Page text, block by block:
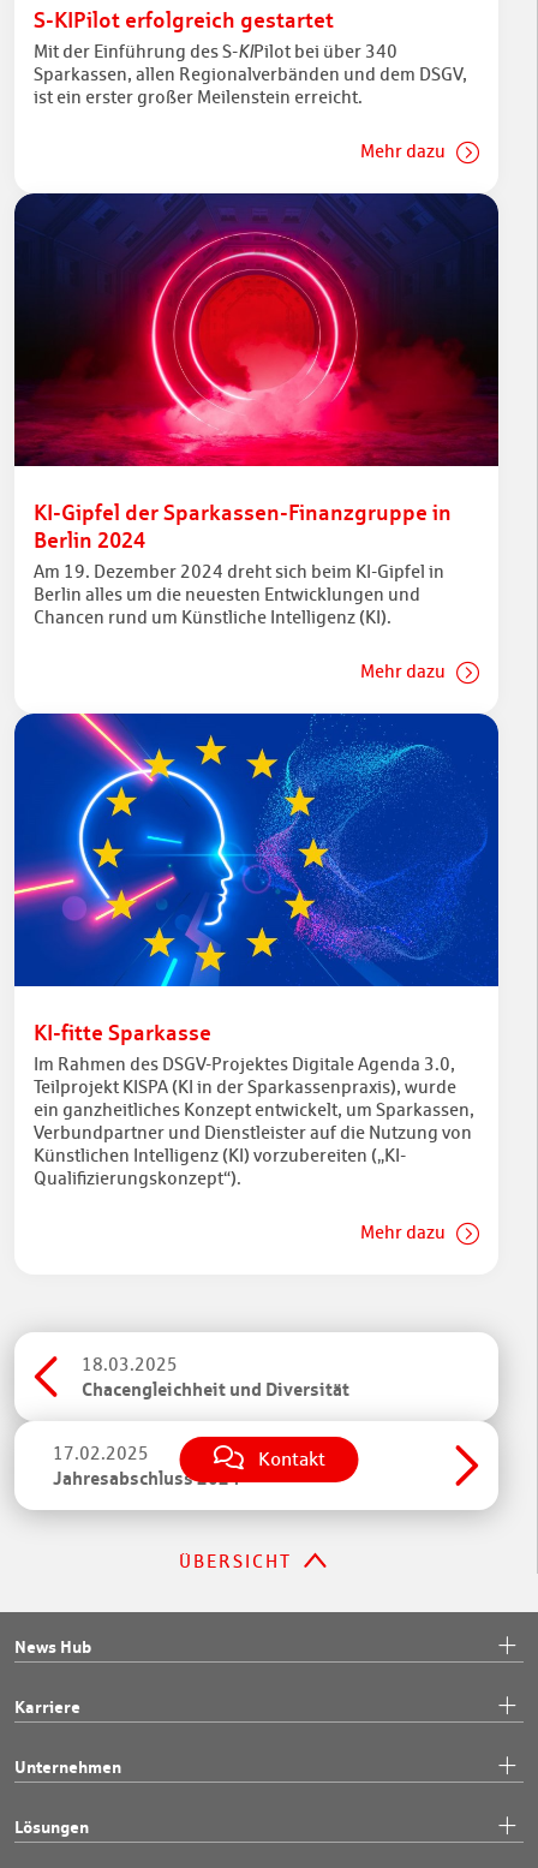
Kontakt
S-KIPilot erfolgreich gestartet
Mit der Einführung des S-KIPilot bei über 340
Sparkassen, allen Regionalverbänden und dem DSGV,
ist ein erster großer Meilenstein erreicht.
Mehr dazu
KI-Gipfel der Sparkassen-Finanzgruppe in
Berlin 2024
Am 19. Dezember 2024 dreht sich beim KI-Gipfel in
Berlin alles um die neuesten Entwicklungen und
Chancen rund um Künstliche Intelligenz (KI).
Mehr dazu
KI-fitte Sparkasse
Im Rahmen des DSGV-Projektes Digitale Agenda 3.0,
Teilprojekt KISPA (KI in der Sparkassenpraxis), wurde
ein ganzheitliches Konzept entwickelt, um Sparkassen,
Verbundpartner und Dienstleister auf die Nutzung von
Künstlichen Intelligenz (KI) vorzubereiten („KI-
Qualifizierungskonzept“).
Mehr dazu
18.03.2025
Chacengleichheit und Diversität
17.02.2025
Jahresabschluss 2024
ÜBERSICHT
News Hub
Karriere
Unternehmen
Lösungen